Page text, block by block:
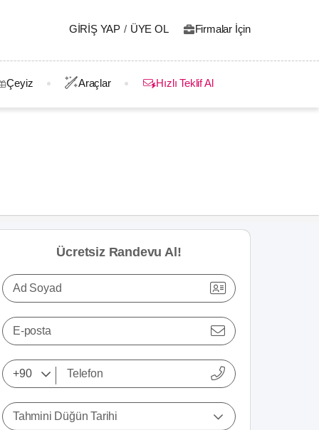
GIRIŞ YAP / ÜYE OL Firmalar İçin
Çeyiz Araçlar Hızlı Teklif Al
Ücretsiz Randevu Al!
Ad Soyad
E-posta
Tahmini Düğün Tarihi